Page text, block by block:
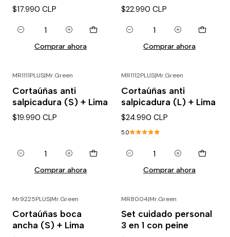
$17.990 CLP
Cantidad
Comprar ahora
$22.990 CLP
Cantidad
Comprar ahora
MR1111PLUS|Mr.Green
Cortaúñas anti
salpicadura (S) + Lima
$19.990 CLP
Cantidad
Comprar ahora
MR1112PLUS|Mr.Green
Cortaúñas anti
salpicadura (L) + Lima
$24.990 CLP
5.0
Cantidad
Comprar ahora
Mr9225PLUS|Mr.Green
Cortaúñas boca
ancha (S) + Lima
MR8004|Mr.Green
Set cuidado personal
3 en 1 con peine